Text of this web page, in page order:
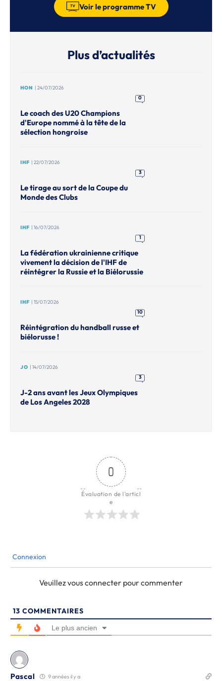
Voir le programme TV
Plus d’actualités
HON | 24/07/2026
0
Le coach des U20 Champions
d'Europe nommé à la tête de la
sélection hongroise
IHF | 22/07/2026
3
Le tirage au sort de la Coupe du
Monde des Clubs
IHF | 16/07/2026
1
La fédération ukrainienne critique
vivement la décision de l'IHF de
réintégrer la Russie et la Biélorussie
IHF | 15/07/2026
10
Réintégration du handball russe et
biélorusse !
JO | 14/07/2026
3
J-2 ans avant les Jeux Olympiques
de Los Angeles 2028
0
Évaluation de l'articl
e
Connexion
Veuillez vous connecter pour commenter
13 COMMENTAIRES
Le plus ancien
Pascal 9 années il y a